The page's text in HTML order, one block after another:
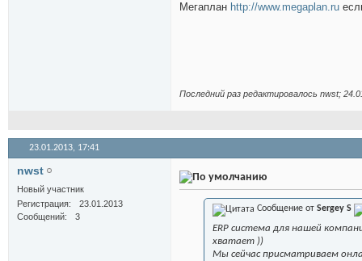
Мегаплан http://www.megaplan.ru
Последний раз редактировалось nwst;
23.01.2013, 17:41
nwst
Новый участник
Регистрация
23.01.2013
Сообщений
3
Сообщение от Sergey S
ERP система для нашей
хватает ))
Мы сейчас присматриваем